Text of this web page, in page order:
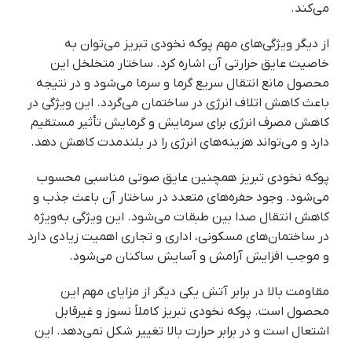
می‌کند.
از دیگر ویژگی‌های مهم پوکه نخودی تبریز می‌توان به
خاصیت عایق حرارتی آن اشاره کرد. ساختار متخلخل این
محصول مانع انتقال سریع گرما و سرما می‌شود و در نتیجه
باعث کاهش اتلاف انرژی در ساختمان می‌گردد. این ویژگی در
کاهش مصرف انرژی برای سرمایش و گرمایش تأثیر مستقیم
دارد و می‌تواند هزینه‌های انرژی را در بلندمدت کاهش دهد.
پوکه نخودی تبریز همچنین عایق صوتی مناسبی محسوب
می‌شود. وجود حفره‌های متعدد در ساختار آن باعث جذب و
کاهش انتقال صدا بین طبقات می‌شود. این ویژگی به‌ویژه
در ساختمان‌های مسکونی، اداری و تجاری اهمیت زیادی دارد
و موجب افزایش آرامش و آسایش ساکنان می‌شود.
مقاومت بالا در برابر آتش یکی دیگر از مزایای مهم این
محصول است. پوکه نخودی تبریز کاملاً نسوز و غیرقابل
اشتعال است و در برابر حرارت بالا تغییر شکل نمی‌دهد. این